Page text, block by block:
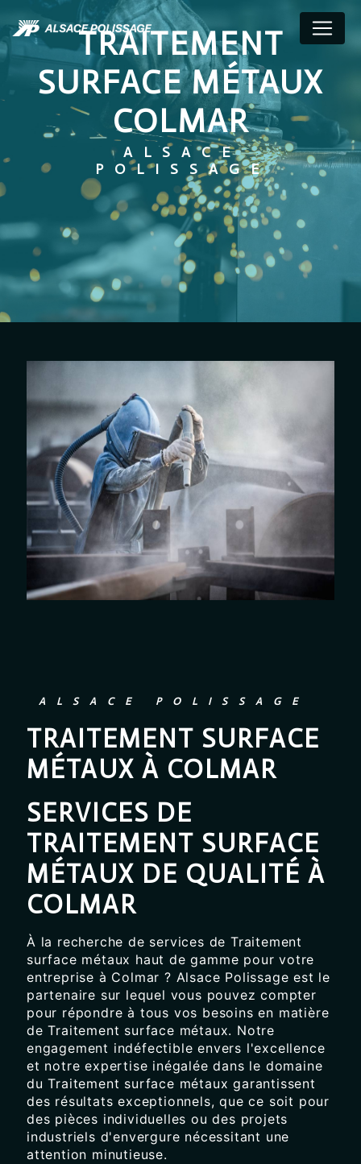
TRAITEMENT
SURFACE MÉTAUX
COLMAR
ALSACE
POLISSAGE
ALSACE POLISSAGE
TRAITEMENT SURFACE
MÉTAUX À COLMAR
SERVICES DE
TRAITEMENT SURFACE
MÉTAUX DE QUALITÉ À
COLMAR
À la recherche de services de Traitement
surface métaux haut de gamme pour votre
entreprise à Colmar ? Alsace Polissage est le
partenaire sur lequel vous pouvez compter
pour répondre à tous vos besoins en matière
de Traitement surface métaux. Notre
engagement indéfectible envers l'excellence
et notre expertise inégalée dans le domaine
du Traitement surface métaux garantissent
des résultats exceptionnels, que ce soit pour
des pièces individuelles ou des projets
industriels d'envergure nécessitant une
attention minutieuse.
Panneau de gestion des cookies